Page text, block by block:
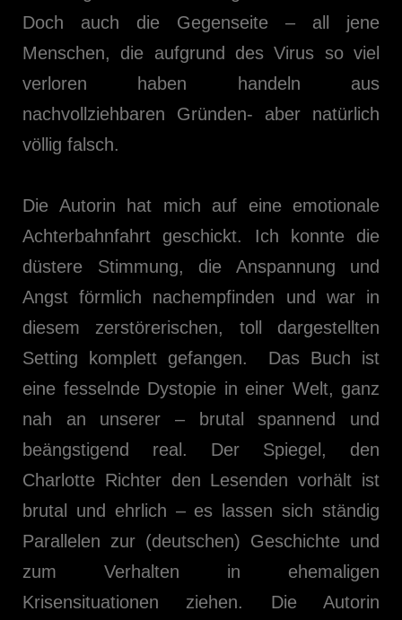
Doch auch die Gegenseite – all jene
Menschen, die aufgrund des Virus so viel
verloren haben handeln aus
nachvollziehbaren Gründen- aber natürlich
völlig falsch.
Die Autorin hat mich auf eine emotionale
Achterbahnfahrt geschickt. Ich konnte die
düstere Stimmung, die Anspannung und
Angst förmlich nachempfinden und war in
diesem zerstörerischen, toll dargestellten
Setting komplett gefangen. Das Buch ist
eine fesselnde Dystopie in einer Welt, ganz
nah an unserer – brutal spannend und
beängstigend real. Der Spiegel, den
Charlotte Richter den Lesenden vorhält ist
brutal und ehrlich – es lassen sich ständig
Parallelen zur (deutschen) Geschichte und
zum Verhalten in ehemaligen
Krisensituationen ziehen. Die Autorin